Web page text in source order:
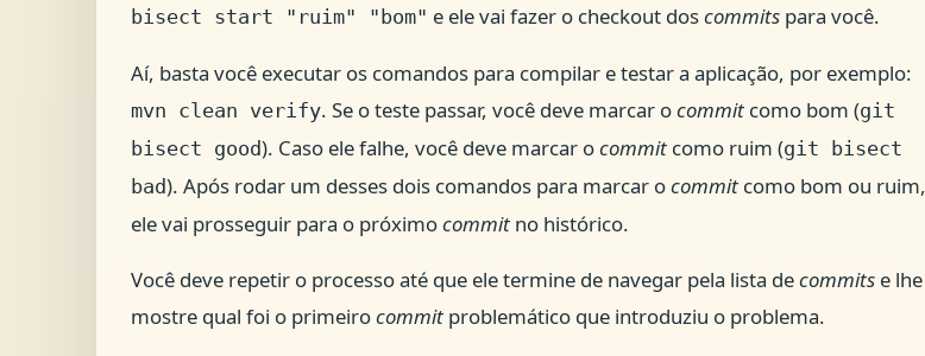
bisect start "ruim" "bom" e ele vai fazer o checkout doscommits para você.
Aí, basta você executar os comandos para compilar e testar a aplicação, por exemplo:
mvn clean verify. Se o teste passar, você deve marcar ocommit como bom (git
bisect good). Caso ele falhe, você deve marcar ocommit como ruim (git bisect
bad). Após rodar um desses dois comandos para marcar ocommit como bom ou ruim,
ele vai prosseguir para o próximocommit no histórico.
Você deve repetir o processo até que ele termine de navegar pela lista decommits e lhe
mostre qual foi o primeirocommit problemático que introduziu o problema.